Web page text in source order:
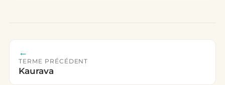
←
TERME PRÉCÉDENT
Kaurava